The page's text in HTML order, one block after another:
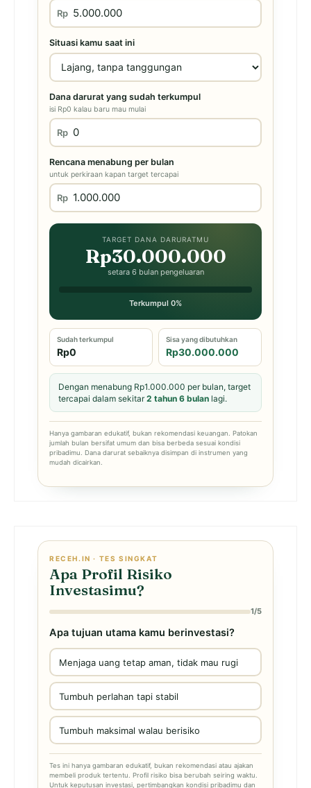
Rp
Situasi kamu saat ini
Dana darurat yang sudah terkumpul
isi Rp0 kalau baru mau mulai
Rp
Rencana menabung per bulan
untuk perkiraan kapan target tercapai
Rp
TARGET DANA DARURATMU
Rp30.000.000
setara 6 bulan pengeluaran
Terkumpul 0%
Sudah terkumpul
Rp0
Sisa yang dibutuhkan
Rp30.000.000
Dengan menabung Rp1.000.000 per bulan, target
tercapai dalam sekitar2 tahun 6 bulan lagi.
Hanya gambaran edukatif, bukan rekomendasi keuangan. Patokan
jumlah bulan bersifat umum dan bisa berbeda sesuai kondisi
pribadimu. Dana darurat sebaiknya disimpan di instrumen yang
mudah dicairkan.
RECEH.IN · TES SINGKAT
Apa Profil Risiko
Investasimu?
1/5
Apa tujuan utama kamu berinvestasi?
Menjaga uang tetap aman, tidak mau rugi
Tumbuh perlahan tapi stabil
Tumbuh maksimal walau berisiko
Tes ini hanya gambaran edukatif, bukan rekomendasi atau ajakan
membeli produk tertentu. Profil risiko bisa berubah seiring waktu.
Untuk keputusan investasi, pertimbangkan kondisi pribadimu dan